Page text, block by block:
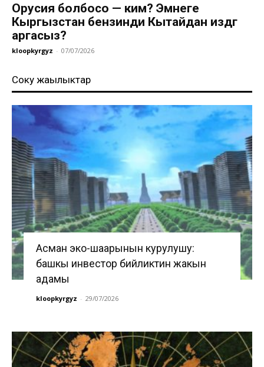
Орусия болбосо — ким? Эмнеге
Кыргызстан бензинди Кытайдан издөөгө
аргасыз?
kloopkyrgyz - 07/07/2026
Соңку жаңылыктар
Асман эко-шаарынын курулушу:
башкы инвестор бийликтин жакын
адамы
kloopkyrgyz - 29/07/2026